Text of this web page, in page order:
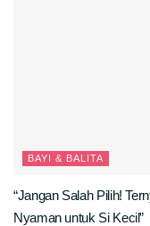
BAYI & BALITA
“Jangan Salah Pilih!
Nyaman untuk Si Kecil”